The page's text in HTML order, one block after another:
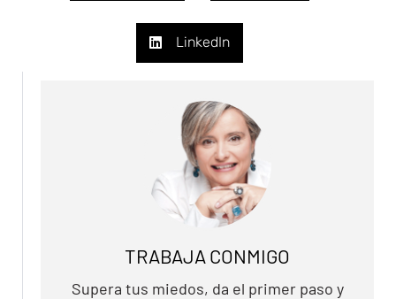
LinkedIn
TRABAJA CONMIGO
Supera tus miedos, da el primer paso y